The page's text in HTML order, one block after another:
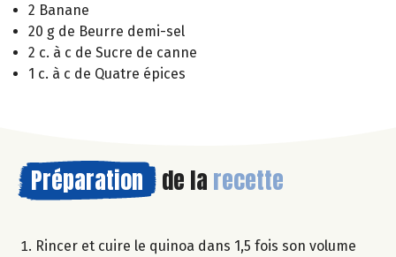
2 Banane
20 g de Beurre demi-sel
2 c. à c de Sucre de canne
1 c. à c de Quatre épices
Préparation de la recette
Rincer et cuire le quinoa dans 1,5 fois son volume